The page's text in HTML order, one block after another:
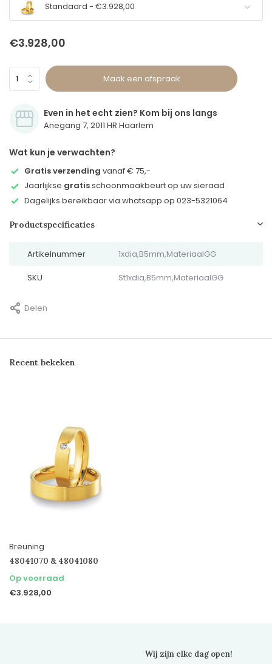
Standaard - €3.928,00
€3.928,00
Maak een afspraak
Even in het echt zien? Kom bij ons langs
Anegang 7, 2011 HR Haarlem
Wat kun je verwachten?
Gratis verzending vanaf € 75,-
Jaarlijkse gratisschoonmaakbeurt op uw sieraad
Dagelijks bereikbaar via whatsapp op 023-5321064
Productspecificaties
Artikelnummer 1xdia,B5mm,MateriaalGG
SKU St1xdia,B5mm,MateriaalGG
Delen
Recent bekeken
Breuning
48041070 & 48041080
Op voorraad
€3.928,00
Wij zijn elke dag open!